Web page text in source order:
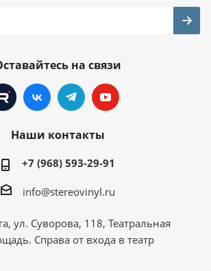
на связи
Наши контакты
+7 (968) 593-29-91
info@stereovinyl.ru
ул. Суворова, 118, Театральная
Справа от входа в театр